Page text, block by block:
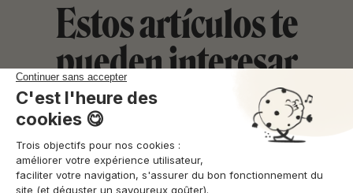
Estos artículos te
pueden interesar